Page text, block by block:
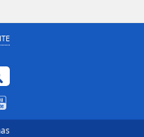
Buscar no portal